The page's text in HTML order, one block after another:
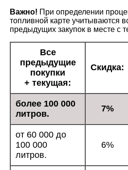
Важно! При определении
топливной карте учитываются
предыдущих закупок в месте с
Все
предыдущие
покупки
+ текущая:
Скидка:
более 100 000
литров.
7%
от 60 000 до
100 000
литров.
6%